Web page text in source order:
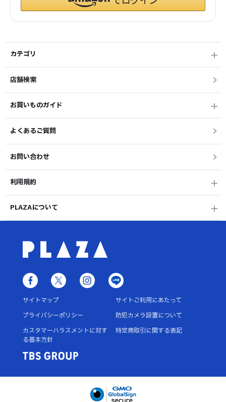
カテゴリ
店舗検索
お買いものガイド
よくあるご質問
お問い合わせ
利用規約
PLAZAについて
サイトマップ
サイトご利用にあたって
プライバシーポリシー
防犯カメラ設置について
カスタマーハラスメントに対す
る基本方針
特定商取引に関する表記